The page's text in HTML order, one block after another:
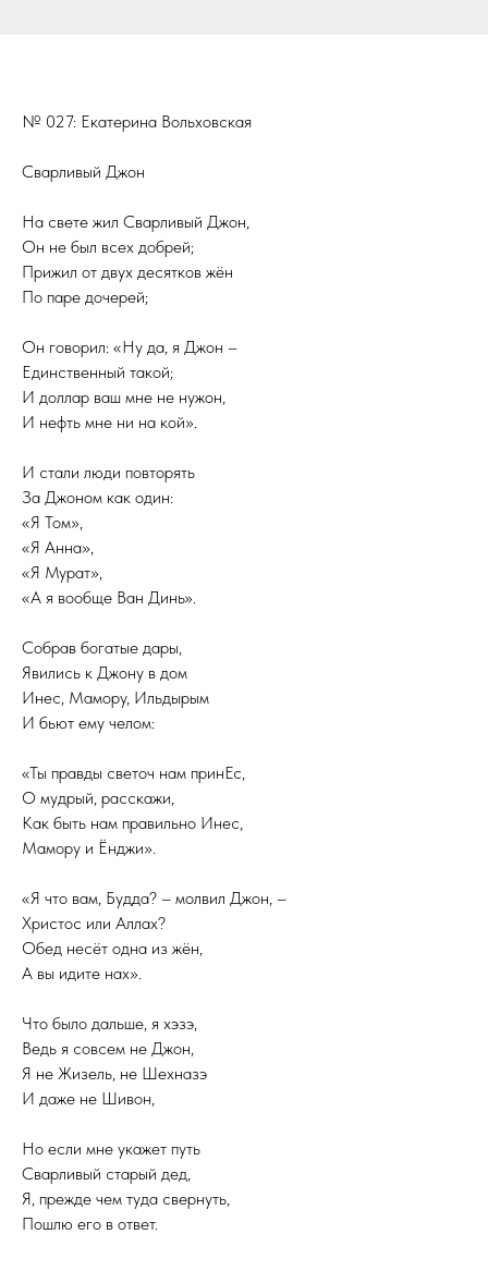
№ 027: Екатерина Вольховская
Сварливый Джон
На свете жил Сварливый Джон,
Он не был всех добрей;
Прижил от двух десятков жён
По паре дочерей;
Он говорил: «Ну да, я Джон –
Единственный такой;
И доллар ваш мне не нужон,
И нефть мне ни на кой».
И стали люди повторять
За Джоном как один:
«Я Том»,
«Я Анна»,
«Я Мурат»,
«А я вообще Ван Динь».
Собрав богатые дары,
Явились к Джону в дом
Инес, Мамору, Ильдырым
И бьют ему челом:
«Ты правды светоч нам принЕс,
О мудрый, расскажи,
Как быть нам правильно Инес,
Мамору и Ёнджи».
«Я что вам, Будда? – молвил Джон, –
Христос или Аллах?
Обед несёт одна из жён,
А вы идите нах».
Что было дальше, я хэзэ,
Ведь я совсем не Джон,
Я не Жизель, не Шехназэ
И даже не Шивон,
Но если мне укажет путь
Сварливый старый дед,
Я, прежде чем туда свернуть,
Пошлю его в ответ.